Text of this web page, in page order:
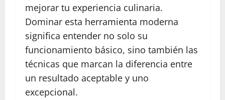
mejorar tu experiencia culinaria.
Dominar esta herramienta moderna
significa entender no solo su
funcionamiento básico, sino también las
técnicas que marcan la diferencia entre
un resultado aceptable y uno
excepcional.